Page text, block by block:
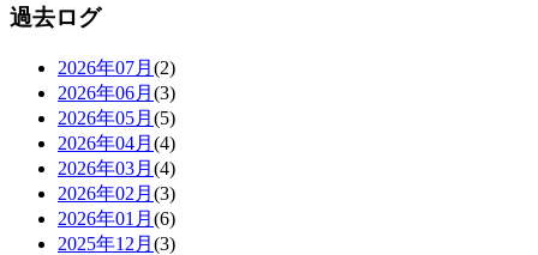
過去ログ
2026年07月 (2)
2026年06月 (3)
2026年05月 (5)
2026年04月 (4)
2026年03月 (4)
2026年02月 (3)
2026年01月 (6)
2025年12月 (3)